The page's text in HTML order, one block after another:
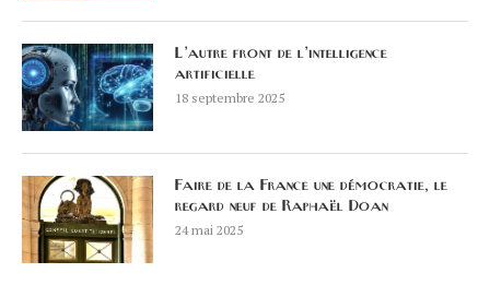
L’autre front de l’intelligence
artificielle
18 septembre 2025
Faire de la France une démocratie, le
regard neuf de Raphaël Doan
24 mai 2025